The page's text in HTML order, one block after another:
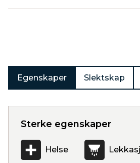
Egenskaper Slektskap
Sterke egenskaper
Helse